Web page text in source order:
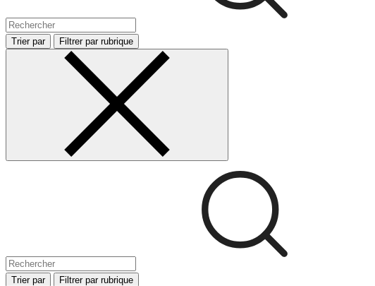
Trier par Filtrer par rubrique
Trier par Filtrer par rubrique